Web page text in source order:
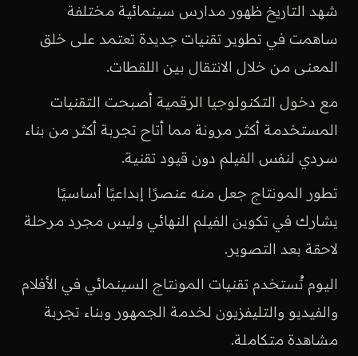
شهد التاريخ ظهور مدارس سينمائية مختلفة
ساهمت في تطوير تقنيات جديدة تعتمد على خلق
المعنى من خلال الانتقال بين اللقطات.
مع دخول التكنولوجيا الرقمية أصبحت التقنيات
المستخدمة أكثر مرونة مما أتاح تجربة أكثر من بناء
سردي لنفس الفيلم دون قيود تقنية.
تطور المونتاج جعل منه عنصرًا إبداعيًا أساسيًا
يشارك في تكوين الفيلم النهائي وليس مجرد مرحلة
لاحقة بعد التصوير.
اليوم تُستخدم تقنيات المونتاج السينمائي في الأفلام
والفيديو والتليفزيون لخدمة الجمهور وبناء تجربة
مشاهدة متكاملة.